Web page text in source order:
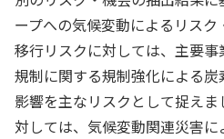
ープへの気候変動によるリスク
移行リスクに対しては、主要
規制に関する規制強化による
影響を主なリスクとして捉え
対しては、気候変動関連災害